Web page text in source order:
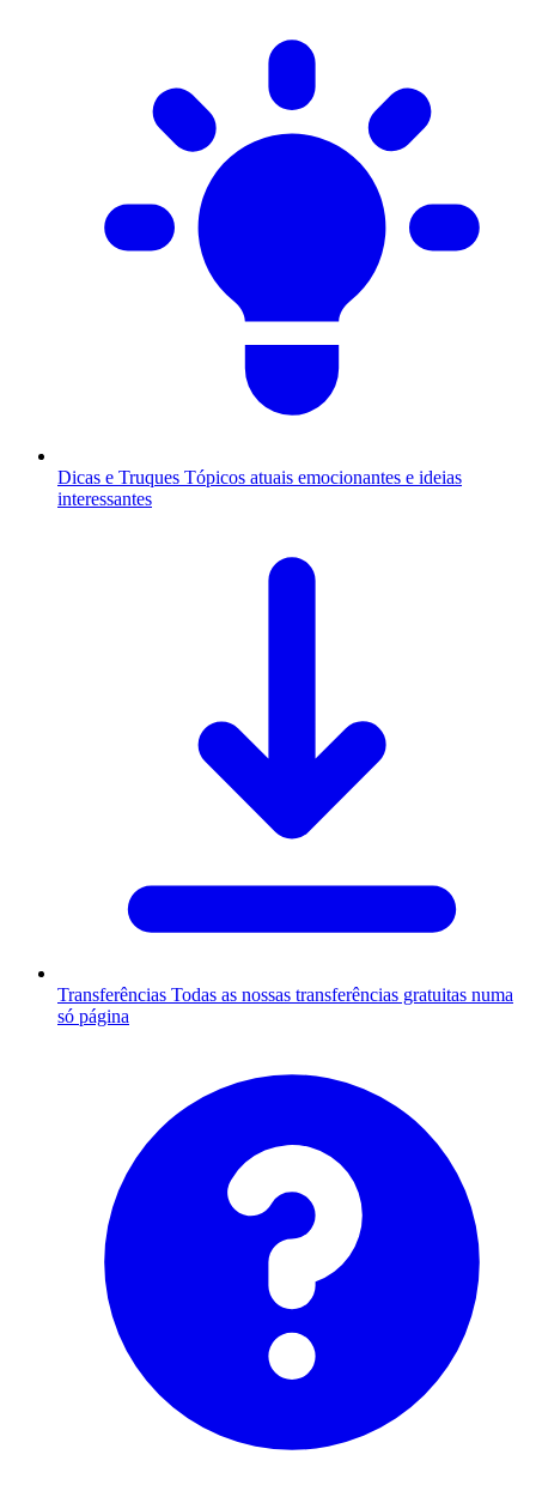
Dicas e Truques Tópicos atuais emocionantes e ideias
interessantes
Transferências Todas as nossas transferências gratuitas numa
só página